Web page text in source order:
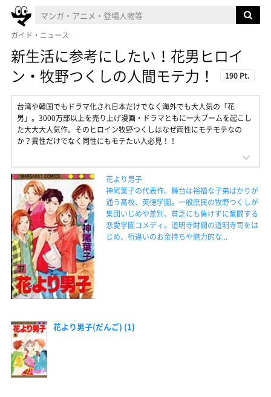
ガイド・ニュース
新生活に参考にしたい！花男ヒロイ
ン・牧野つくしの人間モテ力！
190 Pt.
台湾や韓国でもドラマ化され日本だけでなく海外でも大人気の「花
男」。3000万部以上を売り上げ漫画・ドラマともに一大ブームを起こし
た大大大人気作。そのヒロイン牧野つくしはなぜ両性にモテモテなの
か？異性だけでなく同性にもモテたい人必見！！
花より男子
神尾葉子の代表作。舞台は裕福な子弟ばかりが
通う高校、英徳学園。一般庶民の牧野つくしが
集団いじめや差別、貧乏にも負けずに奮闘する
恋愛学園コメディ。道明寺財閥の道明寺司をは
じめ、桁違いのお金持ちや魅力的な...
花より男子(だんご) (1)